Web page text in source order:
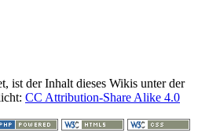
ist der Inhalt dieses Wikis unter der
CC Attribution-Share Alike 4.0